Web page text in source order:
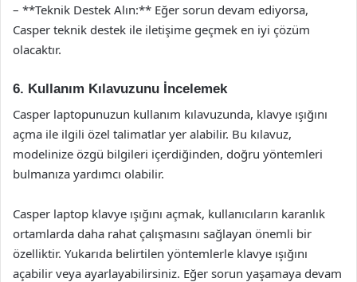
– **Teknik Destek Alın:** Eğer sorun devam ediyorsa,
Casper teknik destek ile iletişime geçmek en iyi çözüm
olacaktır.
6. Kullanım Kılavuzunu İncelemek
Casper laptopunuzun kullanım kılavuzunda, klavye ışığını
açma ile ilgili özel talimatlar yer alabilir. Bu kılavuz,
modelinize özgü bilgileri içerdiğinden, doğru yöntemleri
bulmanıza yardımcı olabilir.
Casper laptop klavye ışığını açmak, kullanıcıların karanlık
ortamlarda daha rahat çalışmasını sağlayan önemli bir
özelliktir. Yukarıda belirtilen yöntemlerle klavye ışığını
açabilir veya ayarlayabilirsiniz. Eğer sorun yaşamaya devam